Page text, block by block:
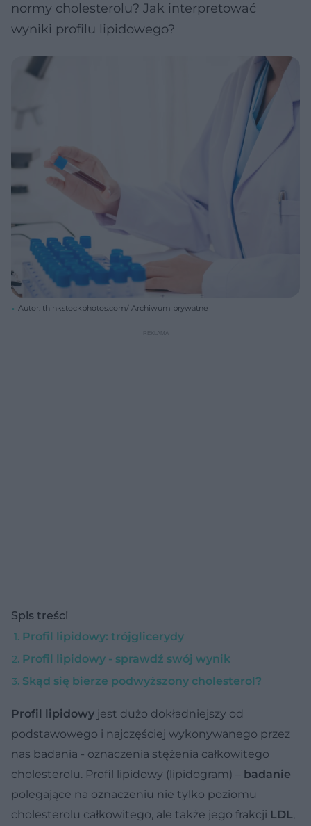
normy cholesterolu? Jak interpretować
wyniki profilu lipidowego?
Autor: thinkstockphotos.com/ Archiwum prywatne
Spis treści
Profil lipidowy: trójglicerydy
Profil lipidowy - sprawdź swój wynik
Skąd się bierze podwyższony cholesterol?
Profil lipidowy jest dużo dokładniejszy od
podstawowego i najczęściej wykonywanego przez
nas badania - oznaczenia stężenia całkowitego
cholesterolu. Profil lipidowy (lipidogram) – badanie
polegające na oznaczeniu nie tylko poziomu
cholesterolu całkowitego, ale także jego frakcji LDL,